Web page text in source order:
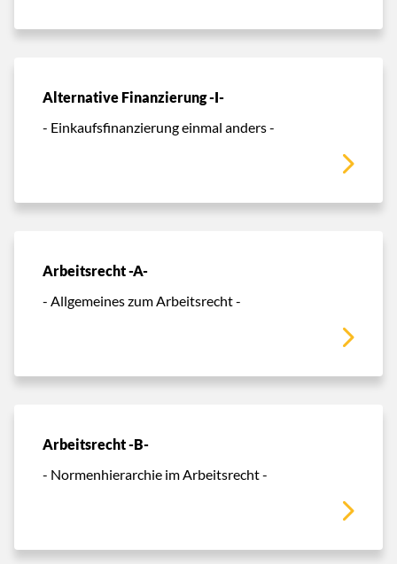
Alternative Finanzierung -I-
- Einkaufsfinanzierung einmal anders -
Arbeitsrecht -A-
- Allgemeines zum Arbeitsrecht -
Arbeitsrecht -B-
- Normenhierarchie im Arbeitsrecht -